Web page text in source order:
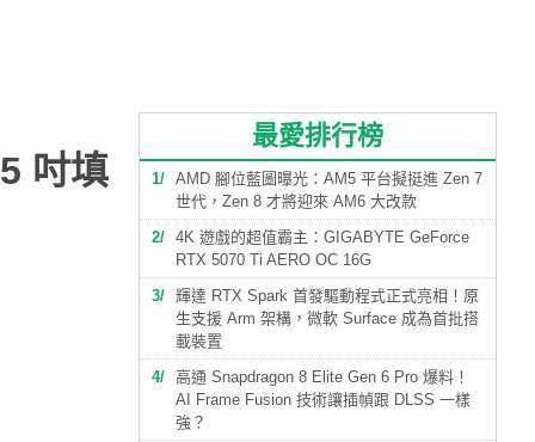
吋填
最愛排行榜
1
AMD 腳位藍圖曝光：AM5 平台擬挺進 Zen 7
世代，Zen 8 才將迎來 AM6 大改款
2
4K 遊戲的超值霸主：GIGABYTE GeForce
RTX 5070 Ti AERO OC 16G
3
輝達 RTX Spark 首發驅動程式正式亮相！原
生支援 Arm 架構，微軟 Surface 成為首批搭
載裝置
4
高通 Snapdragon 8 Elite Gen 6 Pro 爆料！
AI Frame Fusion 技術讓插幀跟 DLSS 一樣
強？